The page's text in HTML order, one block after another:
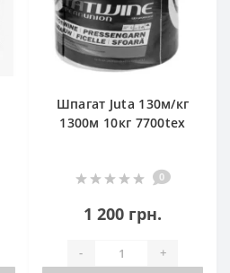
Шпагат Juta 130м/кг
1300м 10кг 7700tex
0
1 200 грн.
- +